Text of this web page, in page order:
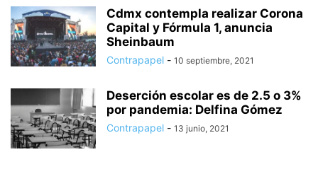
Cdmx contempla realizar Corona
Capital y Fórmula 1, anuncia
Sheinbaum
Contrapapel - 10 septiembre, 2021
Deserción escolar es de 2.5 o 3%
por pandemia: Delfina Gómez
Contrapapel - 13 junio, 2021